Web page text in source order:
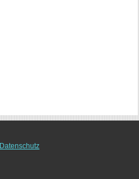
Datenschutz